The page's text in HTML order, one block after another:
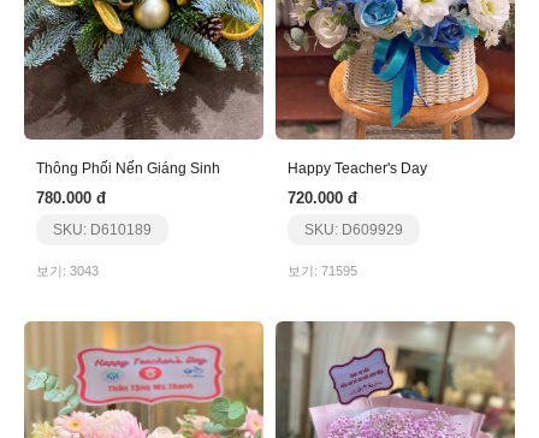
Thông Phối Nến Giáng Sinh
780.000 đ
SKU: D610189
보기: 3043
Happy Teacher's Day
720.000 đ
SKU: D609929
보기: 71595